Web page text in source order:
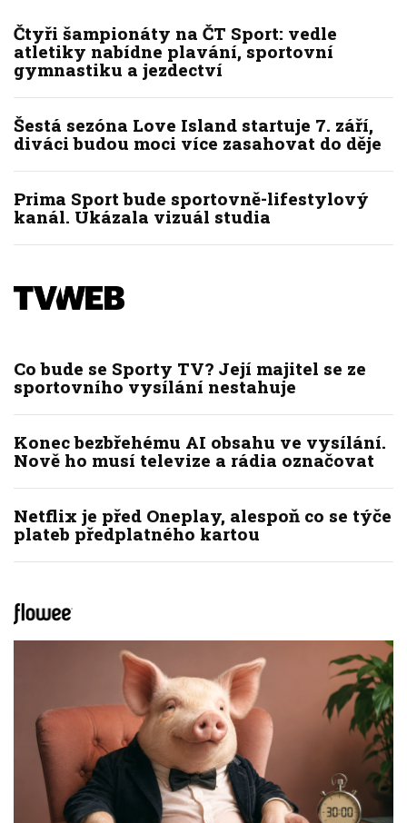
Čtyři šampionáty na ČT Sport: vedle
atletiky nabídne plavání, sportovní
gymnastiku a jezdectví
Šestá sezóna Love Island startuje 7. září,
diváci budou moci více zasahovat do děje
Prima Sport bude sportovně-lifestylový
kanál. Ukázala vizuál studia
Co bude se Sporty TV? Její majitel se ze
sportovního vysílání nestahuje
Konec bezbřehému AI obsahu ve vysílání.
Nově ho musí televize a rádia označovat
Netflix je před Oneplay, alespoň co se týče
plateb předplatného kartou